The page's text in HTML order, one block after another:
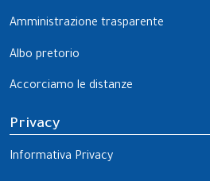
Amministrazione trasparente
Albo pretorio
Accorciamo le distanze
Privacy
Informativa Privacy